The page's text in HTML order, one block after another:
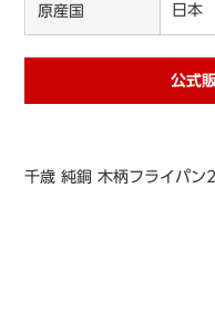
原産国 日本
公式
千歳 純銅 木柄フライパン